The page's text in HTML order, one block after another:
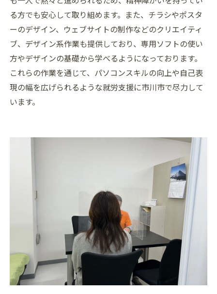
る方でも安心して取り組めます。また、チラシやポスタ
ーのデザイン、ウェブサイトの制作などのクリエイティ
ブ、デザイン系作業も提供しており、専用ソフトの使い
方やデザインの基礎から学べるようになっております。
これらの作業を通じて、パソコンスキルの向上や自己表
現の幅を広げられるような就労支援に市川市で尽力して
います。